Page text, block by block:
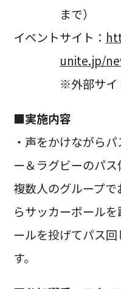
まで）
イベントサイト：
unite.jp/
※外部サイ
■実施内容
・声をかけながら
ー＆ラグビーのパス
複数人のグループ
らサッカーボール
ールを投げてパス
す。